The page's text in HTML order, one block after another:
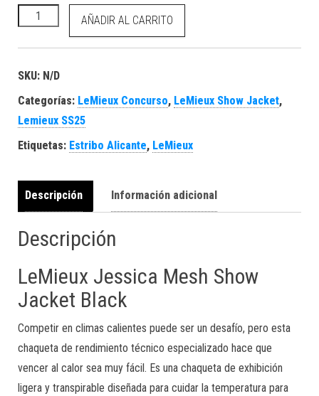
Jessica Mesh Show Jacket Black cantidad
AÑADIR AL CARRITO
SKU: N/D
Categorías: LeMieux Concurso, LeMieux Show Jacket,
Lemieux SS25
Etiquetas: Estribo Alicante, LeMieux
Descripción Información adicional
Descripción
LeMieux Jessica Mesh Show
Jacket Black
Competir en climas calientes puede ser un desafío, pero esta
chaqueta de rendimiento técnico especializado hace que
vencer al calor sea muy fácil. Es una chaqueta de exhibición
ligera y transpirable diseñada para cuidar la temperatura para